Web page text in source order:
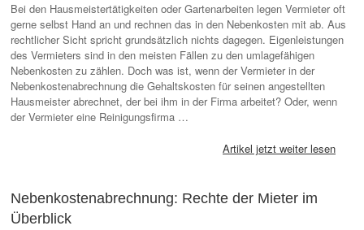
Bei den Hausmeistertätigkeiten oder Gartenarbeiten legen Vermieter oft
gerne selbst Hand an und rechnen das in den Nebenkosten mit ab. Aus
rechtlicher Sicht spricht grundsätzlich nichts dagegen. Eigenleistungen
des Vermieters sind in den meisten Fällen zu den umlagefähigen
Nebenkosten zu zählen. Doch was ist, wenn der Vermieter in der
Nebenkostenabrechnung die Gehaltskosten für seinen angestellten
Hausmeister abrechnet, der bei ihm in der Firma arbeitet? Oder, wenn
der Vermieter eine Reinigungsfirma …
Artikel jetzt weiter lesen
Nebenkostenabrechnung: Rechte der Mieter im
Überblick